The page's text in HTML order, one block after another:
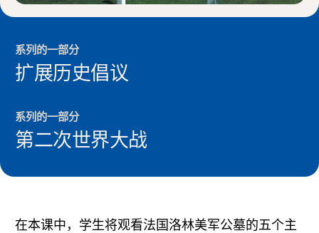
系列的一部分
扩展历史倡议
系列的一部分
第二次世界大战
在本课中，学生将观看法国洛林美军公墓的五个主